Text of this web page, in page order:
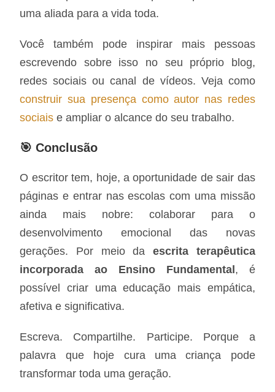
uma aliada para a vida toda.
Você também pode inspirar mais pessoas
escrevendo sobre isso no seu próprio blog,
redes sociais ou canal de vídeos. Veja como
construir sua presença como autor nas redes
sociais e ampliar o alcance do seu trabalho.
🎯 Conclusão
O escritor tem, hoje, a oportunidade de sair das
páginas e entrar nas escolas com uma missão
ainda mais nobre: colaborar para o
desenvolvimento emocional das novas
gerações. Por meio da escrita terapêutica
incorporada ao Ensino Fundamental, é
possível criar uma educação mais empática,
afetiva e significativa.
Escreva. Compartilhe. Participe. Porque a
palavra que hoje cura uma criança pode
transformar toda uma geração.